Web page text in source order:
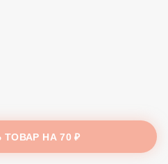
ТОВАР НА70 ₽